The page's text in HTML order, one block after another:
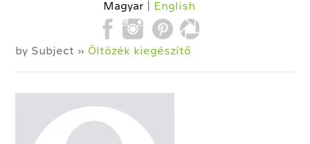
Magyar English
by Subject » Öltözék kiegészítő